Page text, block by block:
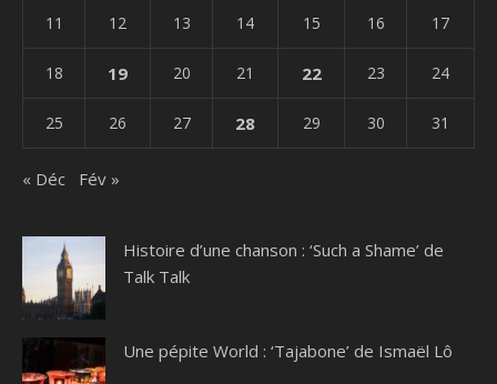
11 12 13 14 15 16 17
18 19 20 21 22 23 24
25 26 27 28 29 30 31
« Déc Fév »
Histoire d’une chanson : ‘Such a Shame’ de
Talk Talk
Une pépite World : ‘Tajabone’ de Ismaël Lô